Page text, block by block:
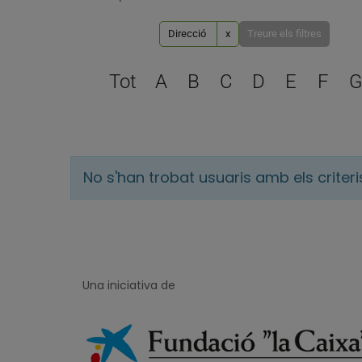
Direcció x Treure els filtres
Tot A B C D E F G
No s'han trobat usuaris amb els
Una iniciativa de